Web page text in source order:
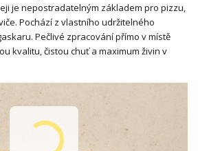
je nepostradatelným základem pro pizzu,
Pochází z vlastního udržitelného
Pečlivé zpracování přímo v místě
kvalitu, čistou chuť a maximum živin v